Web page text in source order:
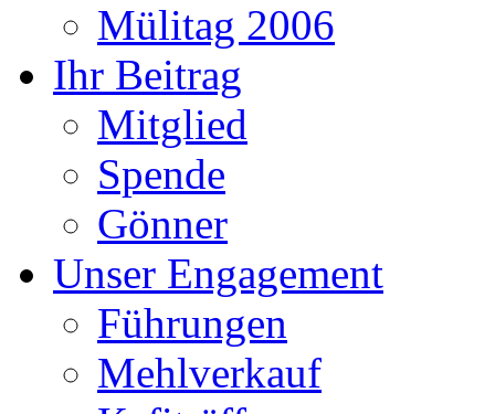
Mülitag 2006
Ihr Beitrag
Mitglied
Spende
Gönner
Unser Engagement
Führungen
Mehlverkauf